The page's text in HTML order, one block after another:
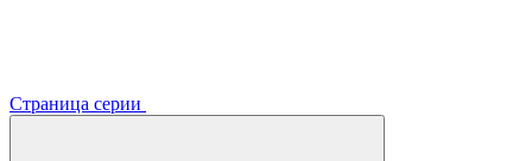
Страница серии